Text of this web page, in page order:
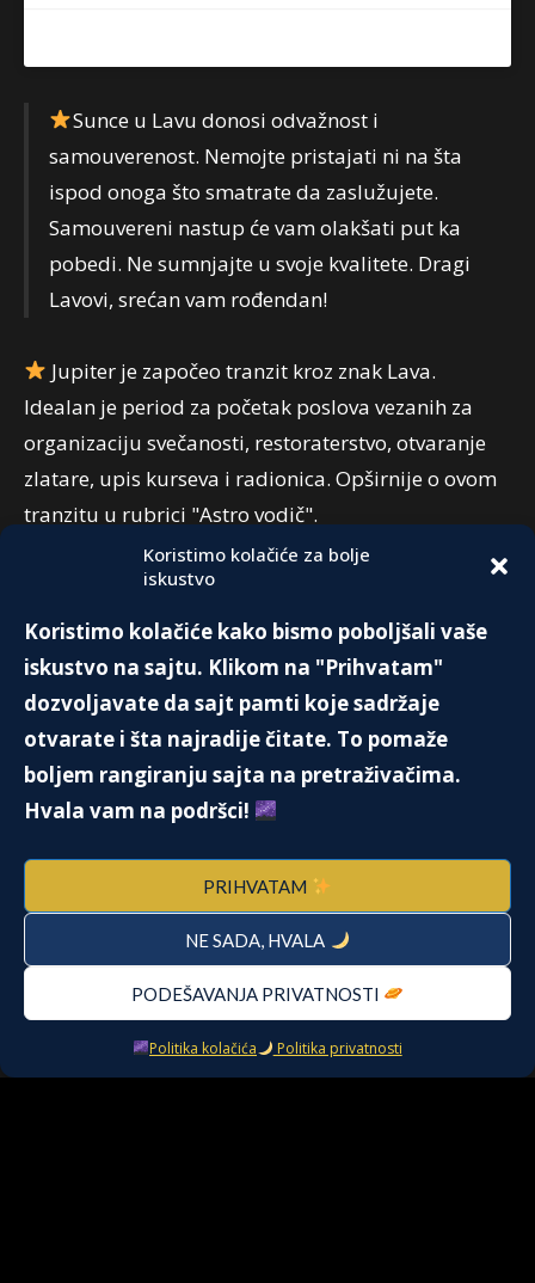
Koristimo kolačiće za bolje
iskustvo
Koristimo kolačiće kako bismo poboljšali vaše
iskustvo na sajtu. Klikom na "Prihvatam"
dozvoljavate da sajt pamti koje sadržaje
otvarate i šta najradije čitate. To pomaže
boljem rangiranju sajta na pretraživačima.
Hvala vam na podršci!
PRIHVATAM
NE SADA, HVALA
PODEŠAVANJA PRIVATNOSTI
Politika kolačića Politika privatnosti
Sunce u Lavu donosi odvažnost i
samouverenost. Nemojte pristajati ni na šta
ispod onoga što smatrate da zaslužujete.
Samouvereni nastup će vam olakšati put ka
pobedi. Ne sumnjajte u svoje kvalitete. Dragi
Lavovi, srećan vam rođendan!
Jupiter je započeo tranzit kroz znak Lava.
Idealan je period za početak poslova vezanih za
organizaciju svečanosti, restoraterstvo, otvaranje
zlatare, upis kurseva i radionica. Opširnije o ovom
tranzitu u rubrici "Astro vodič".
7. Septembra 2020.
LAWYERSHIP
2. Septembra 2019.
ILI JESI ILI NISI – MISLITI POZITIVNO
13. Juna 2022.